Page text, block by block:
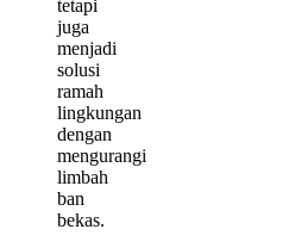
tetapi
juga
menjadi
solusi
ramah
lingkungan
dengan
mengurangi
limbah
ban
bekas.